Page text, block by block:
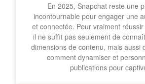
En 2025, Snapchat reste une
incontournable pour engager une
et connectée. Pour vraiment
il ne suffit pas seulement de
dimensions de contenu, mais aussi
comment dynamiser et
publications pour